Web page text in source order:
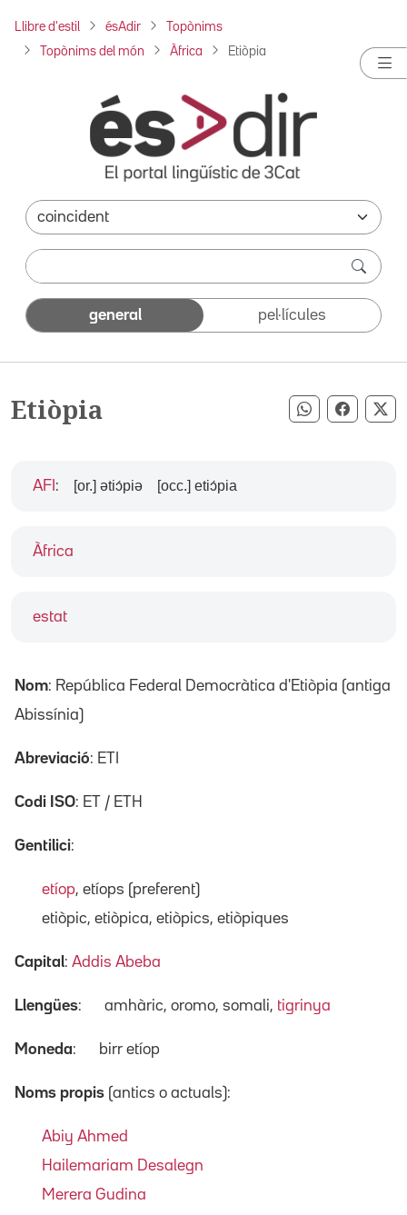
Llibre d'estil ésAdir Topònims
Topònims del món Àfrica Etiòpia
general pel·lícules
Etiòpia Compartir
Àfrica
estat
AFI : [or.] ətiɔ́piə [occ.] etiɔ́pia
Nom: República Federal Democràtica d'Etiòpia (antiga
Abissínia)
Abreviació: ETI
Codi ISO: ET / ETH
Gentilici:
etíop, etíops (preferent)
etiòpic, etiòpica, etiòpics, etiòpiques
Capital: Addis Abeba
Llengües: amhàric, oromo, somali, tigrinya
Moneda: birr etíop
Noms propis (antics o actuals):
Abiy Ahmed
Hailemariam Desalegn
Merera Gudina